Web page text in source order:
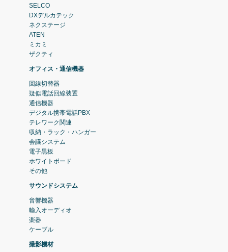
SELCO
DXデルカテック
ネクステージ
ATEN
ミカミ
ザクティ
オフィス・通信機器
回線切替器
疑似電話回線装置
通信機器
デジタル携帯電話PBX
テレワーク関連
収納・ラック・ハンガー
会議システム
電子黒板
ホワイトボード
その他
サウンドシステム
音響機器
輸入オーディオ
楽器
ケーブル
撮影機材